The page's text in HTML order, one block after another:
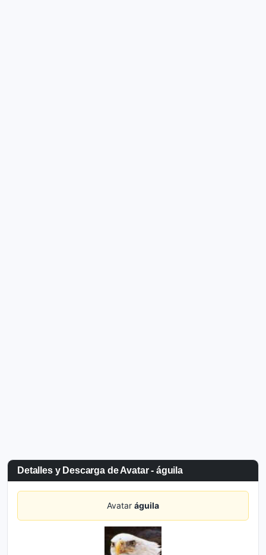
Detalles y Descarga de Avatar - águila
Avatar águila